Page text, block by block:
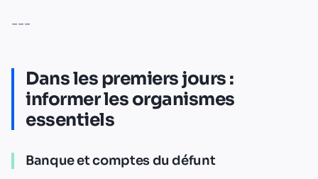
---
Dans les premiers jours :
informer les organismes
essentiels
Banque et comptes du défunt